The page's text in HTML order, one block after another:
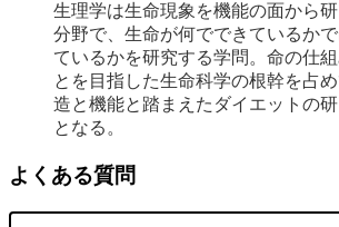
生理学は生命現象を機能の面から
分野で、生命が何でできているか
ているかを研究する学問。命の仕
とを目指した生命科学の根幹を占
造と機能と踏まえたダイエットの
となる。
よくある質問